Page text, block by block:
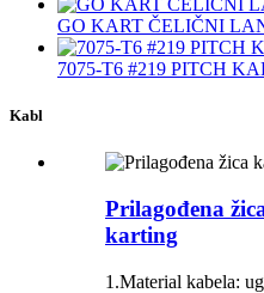
GO KART ČELIČNI
7075‐T6 #219 PITCH
Kabl
Prilagođena
karting
1.Material kabela: